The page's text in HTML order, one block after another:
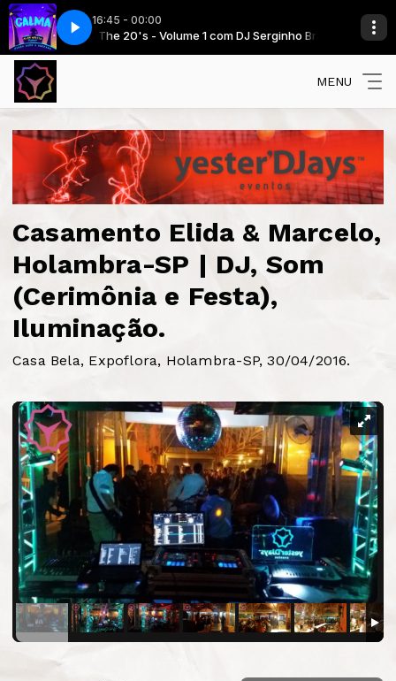
16:45 - 00:00
Brazil The 20's - Volume 1 com DJ Serginho Brazil
Remix)Pedro Capó, Alan Walker, Farruko - Calma (Alan Walker
MENU
Casamento Elida & Marcelo,
Holambra-SP | DJ, Som
(Cerimônia e Festa),
Iluminação.
Casa Bela, Expoflora, Holambra-SP, 30/04/2016.